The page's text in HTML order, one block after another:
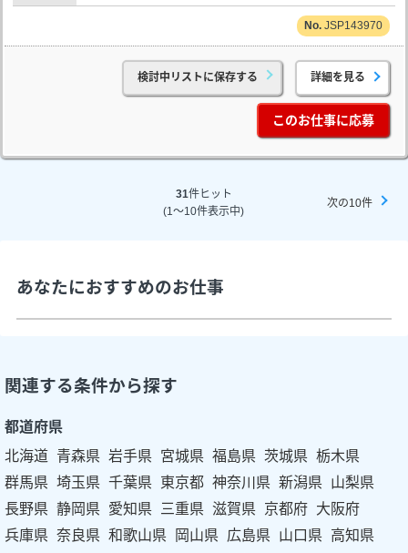
JSP143970
検討中リストに保存する 詳細を見る
このお仕事に応募
31件ヒット
(1～10件表示中)
次の10件
あなたにおすすめのお仕事
関連する条件から探す
都道府県
北海道 青森県 岩手県 宮城県 福島県 茨城県 栃木県
群馬県 埼玉県 千葉県 東京都 神奈川県 新潟県 山梨県
長野県 静岡県 愛知県 三重県 滋賀県 京都府 大阪府
兵庫県 奈良県 和歌山県 岡山県 広島県 山口県 高知県